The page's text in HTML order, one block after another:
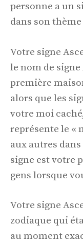
personne a un
dans son
Votre signe
le nom de
première
alors que les
votre moi
représente le «
aux autres
signe est votre
gens lorsque
Votre signe
zodiaque qui
au moment